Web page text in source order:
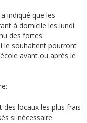
indiqué que les
à domicile les lundi
des fortes
le souhaitent pourront
avant ou après le
locaux les plus frais
si nécessaire